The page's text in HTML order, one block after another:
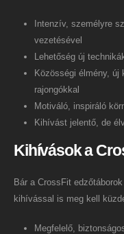
Intenzív, személyre
vezetésével
Lehetőség új
Közösségi élmény, új
rajongókkal
Motiváló, inspiráló
Kihívást jelentő, de
Kihívások a
Bár a CrossFit
kihívással is meg kell
Megfelelő,